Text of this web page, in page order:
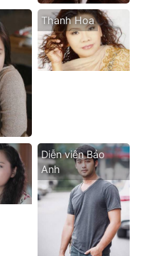
Thanh Hoa
Diễn viên Bảo
Anh